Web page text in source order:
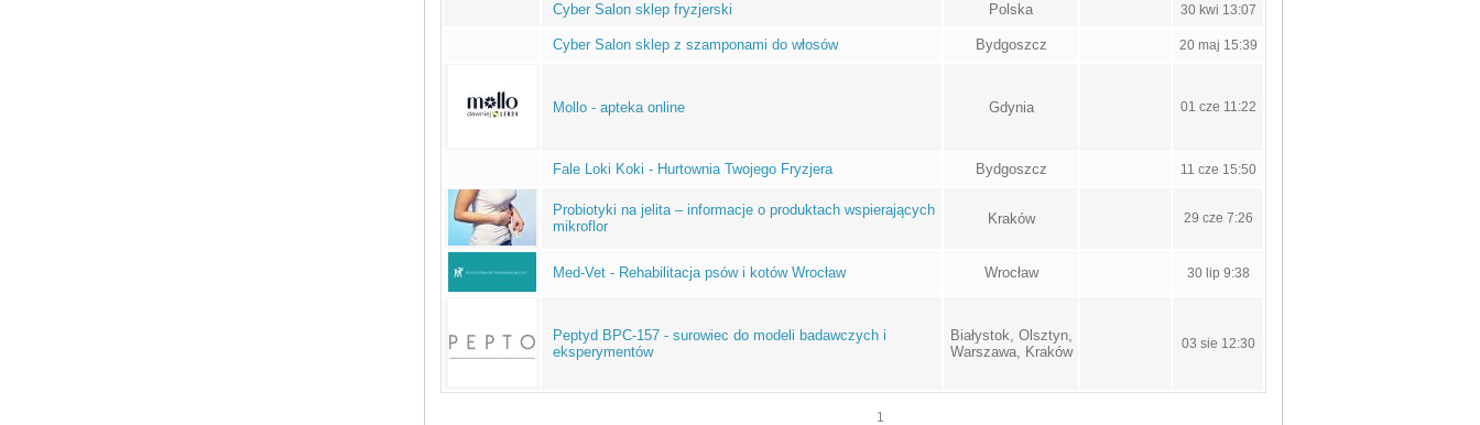
Cyber Salon sklep fryzjerski Polska 30 kwi 13:07
Cyber Salon sklep z szamponami do włosów Bydgoszcz 20 maj 15:39
Mollo - apteka online Gdynia 01 cze 11:22
Fale Loki Koki - Hurtownia Twojego Fryzjera Bydgoszcz 11 cze 15:50
Probiotyki na jelita – informacje o produktach wspierających
mikroflor
Kraków 29 cze 7:26
Med-Vet - Rehabilitacja psów i kotów Wrocław Wrocław 30 lip 9:38
Peptyd BPC-157 - surowiec do modeli badawczych i
eksperymentów
Białystok, Olsztyn,
Warszawa, Kraków
03 sie 12:30
1